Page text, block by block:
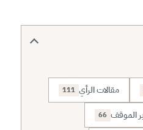
مقالات الرأي 111
الموقف 66